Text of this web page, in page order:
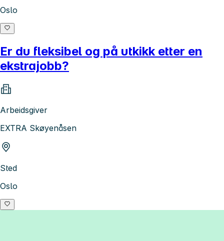
Oslo
Er du fleksibel og på utkikk etter en
ekstrajobb?
Arbeidsgiver
EXTRA Skøyenåsen
Sted
Oslo